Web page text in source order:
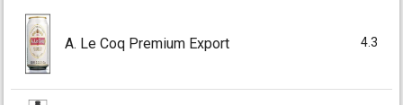
A. Le Coq Premium Export 4.3